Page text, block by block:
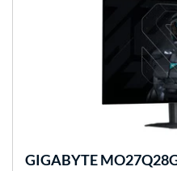
GIGABYTE